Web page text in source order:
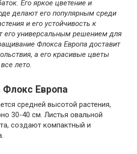
Его яркое цветение и
делают его популярным среди
и его устойчивость к
его универсальным решением для
Флокса Европа доставит
а его красивые цветы
лето.
Флокс Европа
средней высотой растения,
30-40 см. Листья овальной
создают компактный и